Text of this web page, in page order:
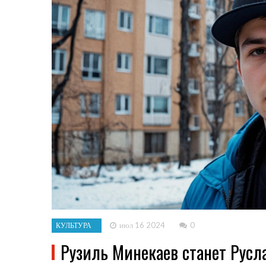
КУЛЬТУРА июл 16 2024 0
Рузиль Минекаев станет